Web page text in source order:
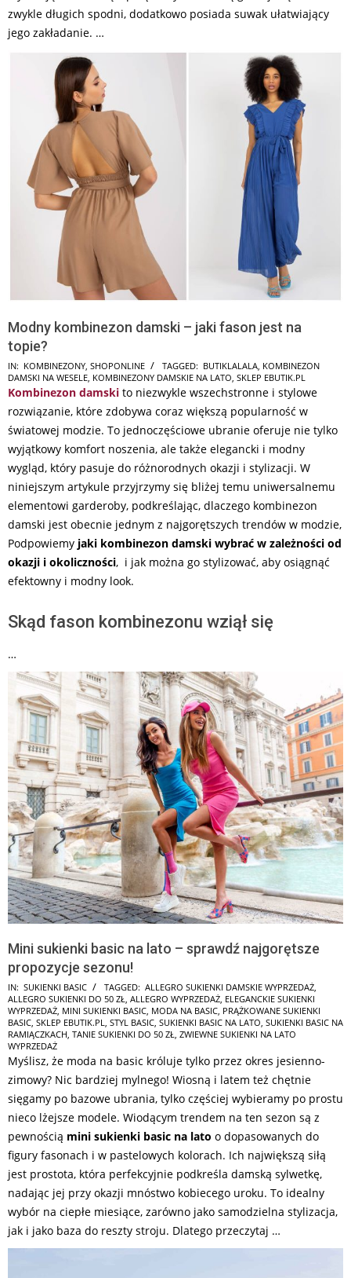
zwykle długich spodni, dodatkowo posiada suwak ułatwiający
jego zakładanie. …
Modny kombinezon damski – jaki fason jest na
topie?
2026-
07-
IN: KOMBINEZONY, SHOPONLINE TAGGED: BUTIKLALALA, KOMBINEZON
DAMSKI NA WESELE, KOMBINEZONY DAMSKIE NA LATO, SKLEP EBUTIK.PL
Kombinezon damski to niezwykle wszechstronne i stylowe
rozwiązanie, które zdobywa coraz większą popularność w
światowej modzie. To jednoczęściowe ubranie oferuje nie tylko
wyjątkowy komfort noszenia, ale także elegancki i modny
wygląd, który pasuje do różnorodnych okazji i stylizacji. W
niniejszym artykule przyjrzymy się bliżej temu uniwersalnemu
elementowi garderoby, podkreślając, dlaczego kombinezon
damski jest obecnie jednym z najgorętszych trendów w modzie,
Podpowiemy jaki kombinezon damski wybrać w zależności od
okazji i okoliczności, i jak można go stylizować, aby osiągnąć
efektowny i modny look.
Skąd fason kombinezonu wziął się
…
Mini sukienki basic na lato – sprawdź najgorętsze
propozycje sezonu!
2026-
07-
07
IN: SUKIENKI BASIC TAGGED: ALLEGRO SUKIENKI DAMSKIE WYPRZEDAŻ,
ALLEGRO SUKIENKI DO 50 ZŁ, ALLEGRO WYPRZEDAŻ, ELEGANCKIE SUKIENKI
WYPRZEDAŻ, MINI SUKIENKI BASIC, MODA NA BASIC, PRĄŻKOWANE SUKIENKI
BASIC, SKLEP EBUTIK.PL, STYL BASIC, SUKIENKI BASIC NA LATO, SUKIENKI BASIC NA
RAMIĄCZKACH, TANIE SUKIENKI DO 50 ZŁ, ZWIEWNE SUKIENKI NA LATO
WYPRZEDAŻ
Myślisz, że moda na basic króluje tylko przez okres jesienno-
zimowy? Nic bardziej mylnego! Wiosną i latem też chętnie
sięgamy po bazowe ubrania, tylko częściej wybieramy po prostu
nieco lżejsze modele. Wiodącym trendem na ten sezon są z
pewnością mini sukienki basic na lato o dopasowanych do
figury fasonach i w pastelowych kolorach. Ich największą siłą
jest prostota, która perfekcyjnie podkreśla damską sylwetkę,
nadając jej przy okazji mnóstwo kobiecego uroku. To idealny
wybór na ciepłe miesiące, zarówno jako samodzielna stylizacja,
jak i jako baza do reszty stroju. Dlatego przeczytaj …